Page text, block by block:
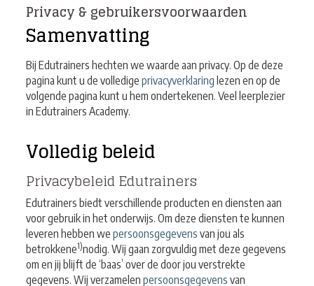
Privacy & gebruikersvoorwaarden
Samenvatting
Bij Edutrainers hechten we waarde aan privacy. Op de deze
pagina kunt u de volledige privacyverklaring lezen en op de
volgende pagina kunt u hem ondertekenen. Veel leerplezier
in Edutrainers Academy.
Volledig beleid
Privacybeleid Edutrainers
Edutrainers biedt verschillende producten en diensten aan
voor gebruik in het onderwijs. Om deze diensten te kunnen
leveren hebben we persoonsgegevens van jou als
betrokkene1)nodig. Wij gaan zorgvuldig met deze gegevens
om en jij blijft de ‘baas’ over de door jou verstrekte
gegevens. Wij verzamelen persoonsgegevens van